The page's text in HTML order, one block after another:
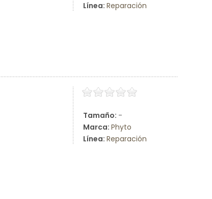
Línea: Reparación
Tamaño: -
Marca: Phyto
Línea: Reparación